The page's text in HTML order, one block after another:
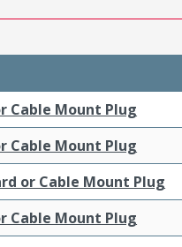
Cable Mount Plug
Cable Mount Plug
or Cable Mount Plug
Cable Mount Plug